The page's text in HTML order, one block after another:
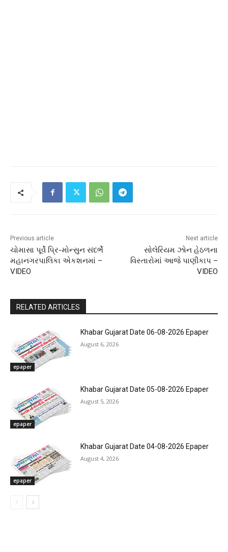
Previous article
ચોમાસા પૂર્વે પ્રિ-મોન્સુન સંદર્ભે
મહાનગરપાલિકા એકશનમાં –
VIDEO
Next article
સોલેરિયમ ઝોન હેઠળના
વિસ્તારોમાં આજે પાણીકાપ –
VIDEO
RELATED ARTICLES
epaper
Khabar Gujarat Date 06-08-2026 Epaper
August 6, 2026
epaper
Khabar Gujarat Date 05-08-2026 Epaper
August 5, 2026
epaper
Khabar Gujarat Date 04-08-2026 Epaper
August 4, 2026